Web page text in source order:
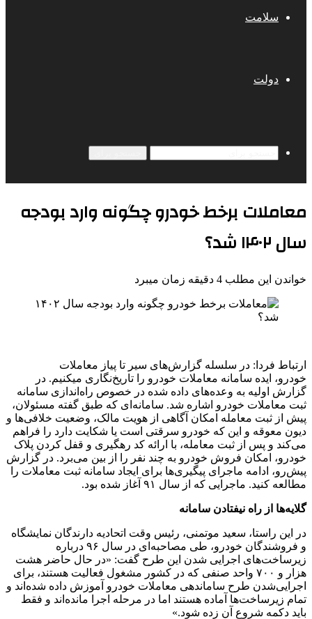
سلامت
دولت
معاملات برخط خودرو چگونه وارد بودجه
سال ۱۴۰۲ شد؟
خواندن این مطلب 4 دقیقه زمان میبرد
ارتباط فردا: در سلسله گزارش‌های سیر تا پیاز معاملات
خودرو، ایده سامانه معاملات خودرو را تاریخ‌نگاری میکنیم. در
گزارش اولیه به وعده‌های داده شده در خصوص راه‌اندازی سامانه
ثبت معاملات خودرو اشاره شد. سامانه‌ای که طبق گفته مسئولان،
پیش از ثبت معامله امکان آگاهی از هویت مالک، وضعیت خلافی‌ها و
دیون معوقه و این که خودرو سرقتی است یا شکایت دارد را فراهم
می‌کند و پس از ثبت معامله، با ارائه کد رهگیری و قفل کردن پلاک
خودرو، امکان فروش خودرو به چند نفر را از بین می‌برد. در گزارش
پیش‌رو، ادامه ماجرای پیگیری‌ها برای ایجاد سامانه ثبت معاملات را
مطالعه کنید. ماجرایی که از سال ۹۱ آغاز شده بود.
گلایه‌ها از راه نیفتادن سامانه
در این راستا، سعید موتمنی، رئیس وقت اتحادیه دارندگان نمایشگاه
و فروشندگان خودرو، طی مصاحبه‌ای در سال ۹۶ درباره
زیرساخت‌های اجرایی شدن این طرح گفت: «در حال حاضر هشت
هزار و ۷۰۰ واحد صنفی که در کشور مشغول فعالیت هستند، برای
اجرایی‌شدن طرح ساماندهی معاملات خودرو آموزش داده شده‌اند و
تمام زیرساخت‌ها آماده هستند اما در مرحله اجرا مانده‌اند و فقط
باید دکمه شروع آن زده شود.»